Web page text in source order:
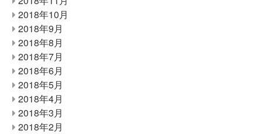
2018年10月
2018年9月
2018年8月
2018年7月
2018年6月
2018年5月
2018年4月
2018年3月
2018年2月